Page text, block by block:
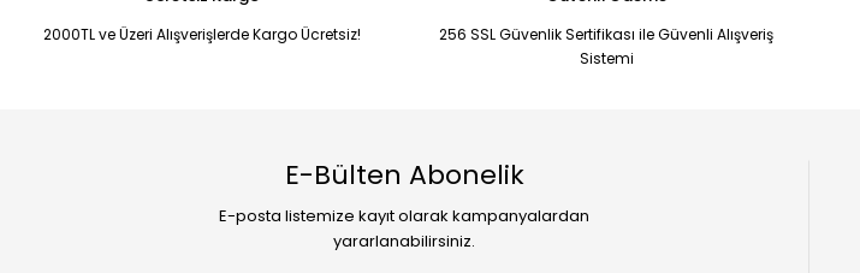
2000TL ve Üzeri Alışverişlerde Kargo Ücretsiz!
256 SSL Güvenlik Sertifikası ile Güvenli Alışveriş
Sistemi
E-Bülten Abonelik
E-posta listemize kayıt olarak kampanyalardan
yararlanabilirsiniz.